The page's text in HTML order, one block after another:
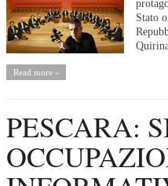
Stato
Read more »
PESCARA: